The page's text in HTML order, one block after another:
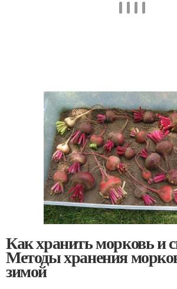
Как хранить морковь и
Методы хранения
зимой